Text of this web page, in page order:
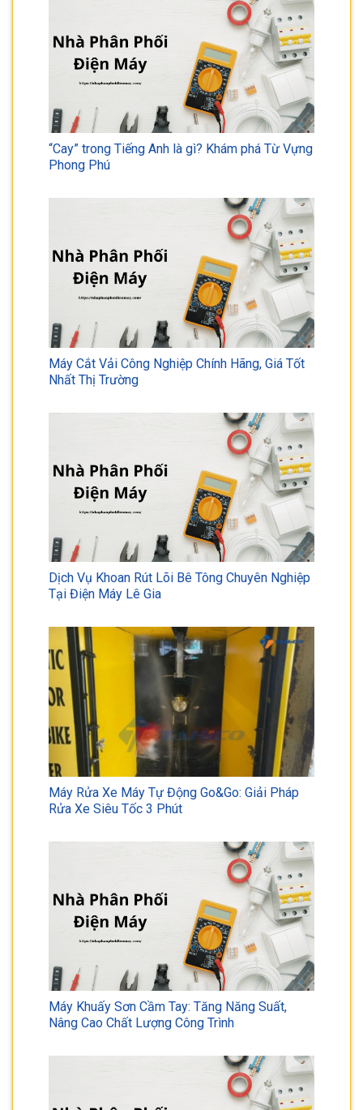
“Cay” trong Tiếng Anh là gì? Khám phá Từ Vựng
Phong Phú
Máy Cắt Vải Công Nghiệp Chính Hãng, Giá Tốt
Nhất Thị Trường
Dịch Vụ Khoan Rút Lõi Bê Tông Chuyên Nghiệp
Tại Điện Máy Lê Gia
Máy Rửa Xe Máy Tự Động Go&Go: Giải Pháp
Rửa Xe Siêu Tốc 3 Phút
Máy Khuấy Sơn Cầm Tay: Tăng Năng Suất,
Nâng Cao Chất Lượng Công Trình